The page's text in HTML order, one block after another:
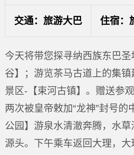
交通：旅游大巴 住宿：
今天将带您探寻纳西族东巴
谷】；游览茶马古道上的集
景区-【束河古镇】。赠送参
两次被皇帝敕加“龙神”封号的
公园】游泉水清澈奔腾，水
源头。下午乘车返回大理，